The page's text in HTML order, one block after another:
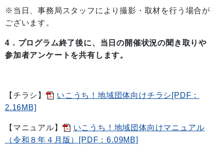
※当日、事務局スタッフにより撮影・取材を行う場合が
ございます。
4．プログラム終了後に、当日の開催状況の聞き取りや
参加者アンケートを共有します。
【チラシ】
いこうち！地域団体向けチラシ[PDF：
2.16MB]
【マニュアル】
いこうち！地域団体向けマニュアル
（令和８年４月版）[PDF：6.09MB]